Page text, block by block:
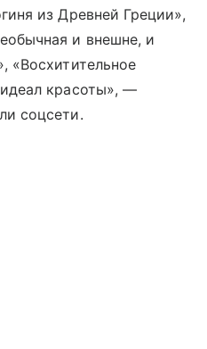
из Древней Греции»,
и внешне, и
«Восхитительное
красоты», —
соцсети.